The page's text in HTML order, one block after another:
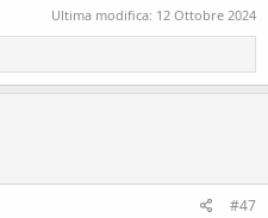
Ultima modifica: 12 Ottobre 2024
#47